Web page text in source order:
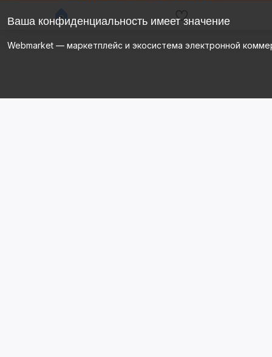
Ваша конфиденциальность имеет значение
Webmarket — маркетплейс и экосистема электронной